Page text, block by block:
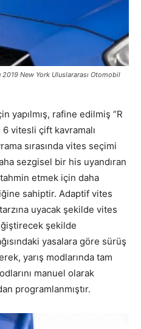
New York Uluslararası Otomobil
yapılmış, rafine edilmiş “R
vitesli çift kavramalı
sırasında vites seçimi
sezgisel bir his uyandıran
tahmin etmek için daha
sahiptir. Adaptif vites
uyacak şekilde vites
şekilde
yasalara göre sürüş
yarış modlarında tam
manuel olarak
programlanmıştır.